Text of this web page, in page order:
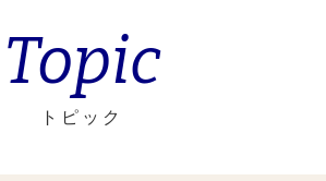
Topic
トピック